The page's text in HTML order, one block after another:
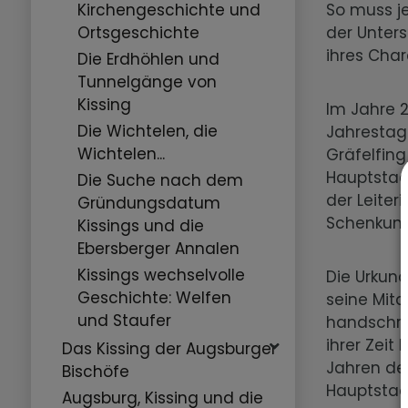
Kirchengeschichte und
Ortsgeschichte
Die Erdhöhlen und
Tunnelgänge von
Kissing
Die Wichtelen, die
Wichtelen...
Die Suche nach dem
Gründungsdatum
Kissings und die
Ebersberger Annalen
Kissings wechselvolle
Geschichte: Welfen
und Staufer
Das Kissing der Augsburger
Bischöfe
Augsburg, Kissing und die
So muss
der
ihres
Im Jahre
der
Die
seine
ihrer Zeit
Jahren